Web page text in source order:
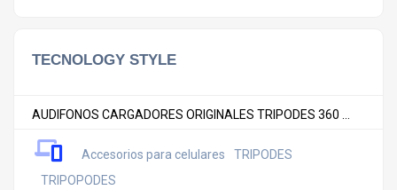
TECNOLOGY STYLE
AUDIFONOS CARGADORES ORIGINALES TRIPODES 360 ...
Accesorios para celulares
TRIPODES
TRIPOPODES